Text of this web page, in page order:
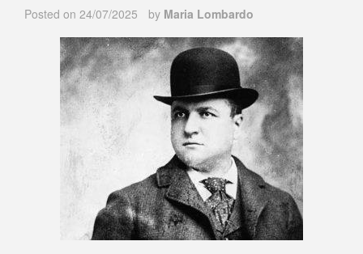
Posted on 24/07/2025 by Maria Lombardo